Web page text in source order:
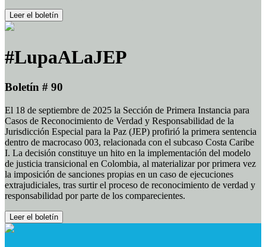
Leer el boletín
#LupaALaJEP
Boletín # 90
El 18 de septiembre de 2025 la Sección de Primera Instancia para
Casos de Reconocimiento de Verdad y Responsabilidad de la
Jurisdicción Especial para la Paz (JEP) profirió la primera sentencia
dentro de macrocaso 003, relacionada con el subcaso Costa Caribe
I. La decisión constituye un hito en la implementación del modelo
de justicia transicional en Colombia, al materializar por primera vez
la imposición de sanciones propias en un caso de ejecuciones
extrajudiciales, tras surtir el proceso de reconocimiento de verdad y
responsabilidad por parte de los comparecientes.
Leer el boletín